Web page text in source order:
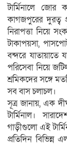
টার্মিনালে জোর
কাগজপুরের দুরত্ব
নিরাপত্তা নিয়ে
টাকাপয়সা,
বন্দরে যাতায়াতে
পরিসেবা নিয়ে
শ্রমিকদের সঙ্গে
সব বাস চলাচল।
সূত্র জানায়, এক
টার্মিনাল।
গাড়ীগুলো এই
প্রতিদিন